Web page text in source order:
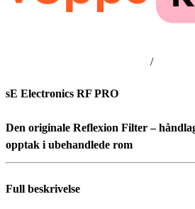
/
sE Electronics RF PRO
Den originale Reflexion Filter –
opptak i ubehandlede rom
Full beskrivelse